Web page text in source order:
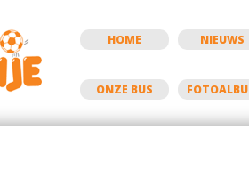
HOME NIEUWS
ONZE BUS